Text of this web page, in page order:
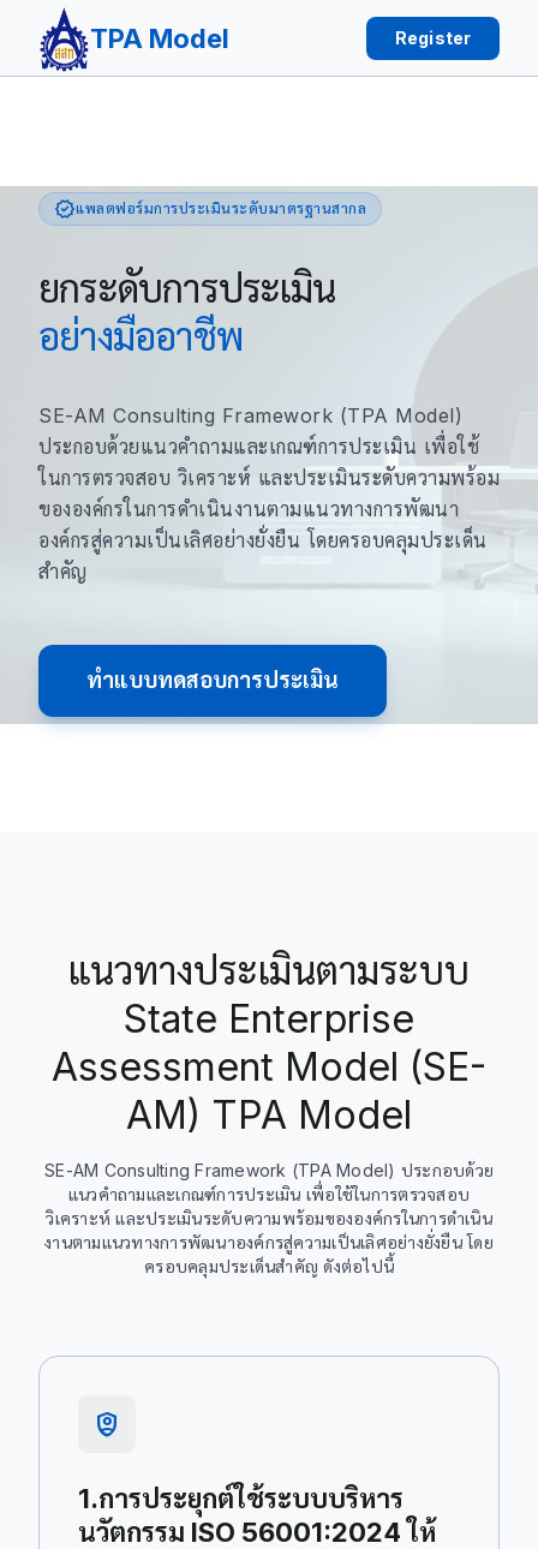
TPA Model Register
verifiedแพลตฟอร์มการประเมินระดับมาตรฐานสากล
ยกระดับการประเมิน
อย่างมืออาชีพ
SE-AM Consulting Framework (TPA Model)
ประกอบด้วยแนวคำถามและเกณฑ์การประเมิน เพื่อใช้
ในการตรวจสอบ วิเคราะห์ และประเมินระดับความพร้อม
ขององค์กรในการดำเนินงานตามแนวทางการพัฒนา
องค์กรสู่ความเป็นเลิศอย่างยั่งยืน โดยครอบคลุมประเด็น
สำคัญ
ทำแบบทดสอบการประเมิน
แนวทางประเมินตามระบบ
State Enterprise
Assessment Model (SE-
AM) TPA Model
SE-AM Consulting Framework (TPA Model) ประกอบด้วย
แนวคำถามและเกณฑ์การประเมิน เพื่อใช้ในการตรวจสอบ
วิเคราะห์ และประเมินระดับความพร้อมขององค์กรในการดำเนิน
งานตามแนวทางการพัฒนาองค์กรสู่ความเป็นเลิศอย่างยั่งยืน โดย
ครอบคลุมประเด็นสำคัญ ดังต่อไปนี้
shield_person
1.การประยุกต์ใช้ระบบบริหาร
นวัตกรรม ISO 56001:2024 ให้